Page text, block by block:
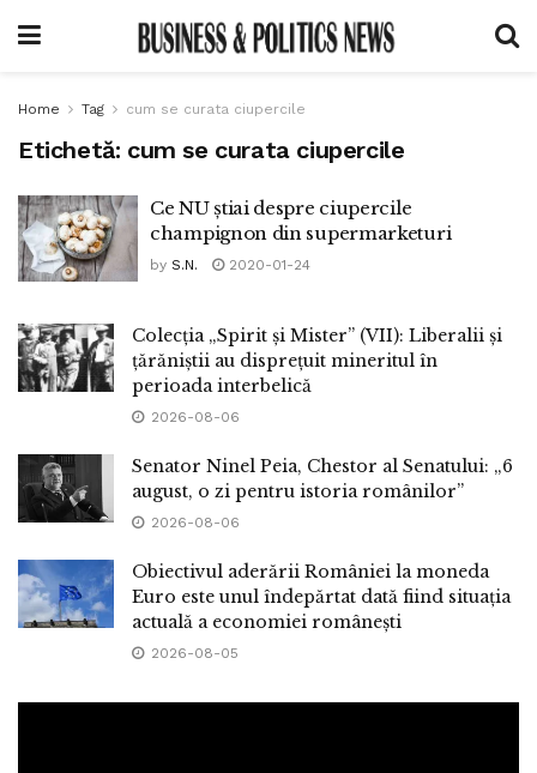
Home Tag cum se curata ciupercile
Etichetă: cum se curata ciupercile
Ce NU știai despre ciupercile
champignon din supermarketuri
by S.N. 2020-01-24
Colecția „Spirit și Mister” (VII): Liberalii și
țărăniștii au disprețuit mineritul în
perioada interbelică
2026-08-06
Senator Ninel Peia, Chestor al Senatului: „6
august, o zi pentru istoria românilor”
2026-08-06
Obiectivul aderării României la moneda
Euro este unul îndepărtat dată fiind situația
actuală a economiei românești
2026-08-05